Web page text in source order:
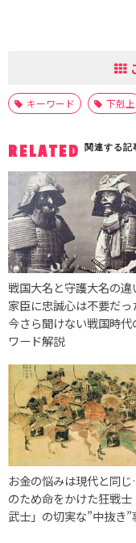
キーワード 下剋上
RELATED 関連する記
戦国大名と守護大名の違
家臣に忠誠心は不要だっ
今さら聞けない戦国時代
ワード解説
お金の悩みは現代と同
のため命をかけた狂戦士
武士」の切実な”中抜き”